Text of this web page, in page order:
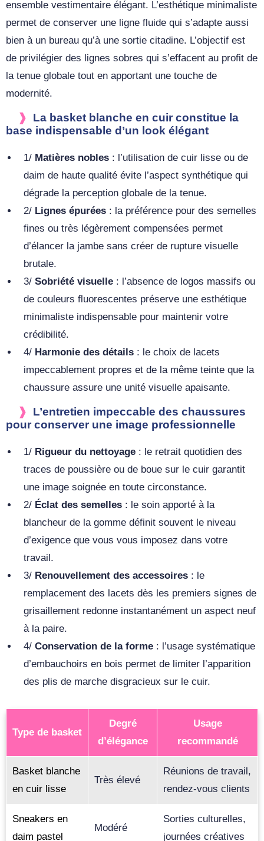
ensemble vestimentaire élégant. L’esthétique minimaliste
permet de conserver une ligne fluide qui s’adapte aussi
bien à un bureau qu’à une sortie citadine. L’objectif est
de privilégier des lignes sobres qui s’effacent au profit de
la tenue globale tout en apportant une touche de
modernité.
La basket blanche en cuir constitue la
base indispensable d’un look élégant
1/ Matières nobles : l’utilisation de cuir lisse ou de
daim de haute qualité évite l’aspect synthétique qui
dégrade la perception globale de la tenue.
2/ Lignes épurées : la préférence pour des semelles
fines ou très légèrement compensées permet
d’élancer la jambe sans créer de rupture visuelle
brutale.
3/ Sobriété visuelle : l’absence de logos massifs ou
de couleurs fluorescentes préserve une esthétique
minimaliste indispensable pour maintenir votre
crédibilité.
4/ Harmonie des détails : le choix de lacets
impeccablement propres et de la même teinte que la
chaussure assure une unité visuelle apaisante.
L’entretien impeccable des chaussures
pour conserver une image professionnelle
1/ Rigueur du nettoyage : le retrait quotidien des
traces de poussière ou de boue sur le cuir garantit
une image soignée en toute circonstance.
2/ Éclat des semelles : le soin apporté à la
blancheur de la gomme définit souvent le niveau
d’exigence que vous vous imposez dans votre
travail.
3/ Renouvellement des accessoires : le
remplacement des lacets dès les premiers signes de
grisaillement redonne instantanément un aspect neuf
à la paire.
4/ Conservation de la forme : l’usage systématique
d’embauchoirs en bois permet de limiter l’apparition
des plis de marche disgracieux sur le cuir.
Type de basket
Degré
d’élégance
Usage
recommandé
Basket blanche
en cuir lisse
Très élevé
Réunions de travail,
rendez-vous clients
Sneakers en
daim pastel
Modéré
Sorties culturelles,
journées créatives